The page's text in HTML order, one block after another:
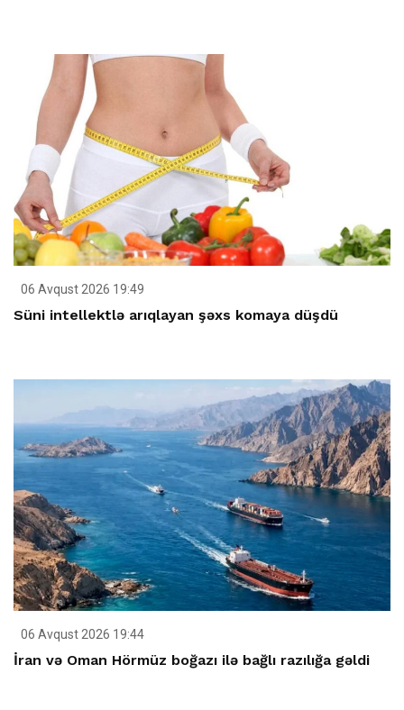
06 Avqust 2026 19:49
Süni intellektlə arıqlayan şəxs komaya düşdü
06 Avqust 2026 19:44
İran və Oman Hörmüz boğazı ilə bağlı razılığa gəldi